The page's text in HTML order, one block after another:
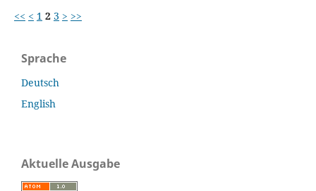
<< < 1 2 3 > >>
Sprache
Deutsch
English
Aktuelle Ausgabe